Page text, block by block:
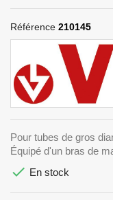
Référence 210145
Pour tubes de gros
Équipé d'un bras de
 En stock